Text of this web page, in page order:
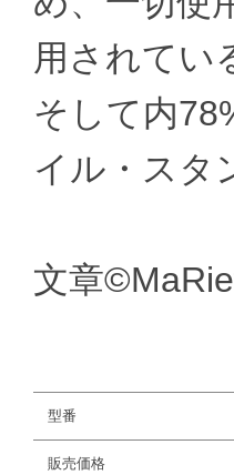
用されてい
そして内
イル・スタ
文章
型番
販売価格